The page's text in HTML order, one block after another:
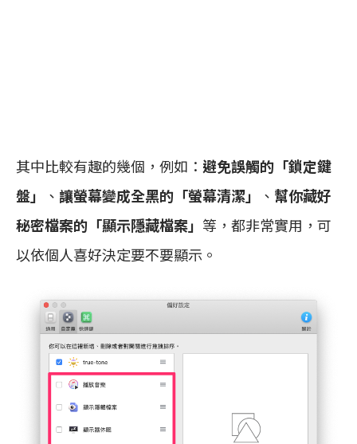
其中比較有趣的幾個，例如： 避免誤觸的「鎖定鍵
盤」
、 讓螢幕變成全黑的「螢幕清潔」 、 幫你藏好
秘密檔案的「顯示隱藏檔案」 等，都非常實用，可
以依個人喜好決定要不要顯示。